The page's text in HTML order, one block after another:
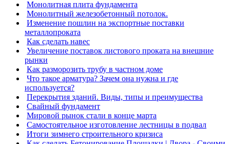
Монолитная плита фундамента
Монолитный железобетонный потолок.
Изменение пошлин на экспортные поставки
металлопроката
Как сделать навес
Увеличение поставок листового проката на внешние
рынки
Как разморозить трубу в частном доме
Что такое арматура? Зачем она нужна и где
используется?
Перекрытия зданий. Виды, типы и преимущества
Свайный фундамент
Мировой рынок стали в конце марта
Самостоятельное изготовление лестницы в подвал
Итоги зимнего строительного кризиса